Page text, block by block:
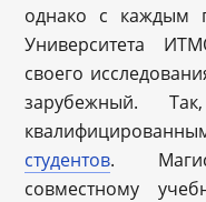
однако с каждым
Университета
своего
зарубежный.
студентов.
совместному